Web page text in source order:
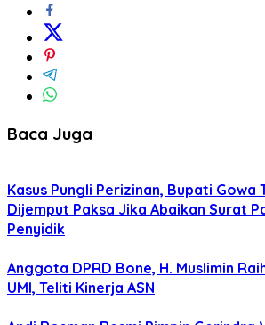
Baca Juga
Kasus Pungli Perizinan, Bupati Gowa
Dijemput Paksa Jika Abaikan Surat
Penyidik
Anggota DPRD Bone, H. Muslimin
UMI, Teliti Kinerja ASN